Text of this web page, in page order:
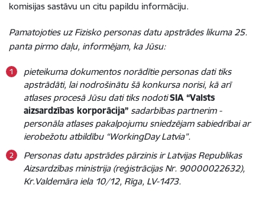
komisijas sastāvu un citu papildu informāciju.
Pamatojoties uz Fizisko personas datu apstrādes likuma 25.
panta pirmo daļu, informējam, ka Jūsu:
pieteikuma dokumentos norādītie personas dati tiks
apstrādāti, lai nodrošinātu šā konkursa norisi, kā arī
atlases procesā Jūsu dati tiks nodotiSIA “Valsts
aizsardzības korporācija” sadarbības partnerim -
personāla atlases pakalpojumu sniedzējam sabiedrībai ar
ierobežotu atbildību “WorkingDay Latvia”.
Personas datu apstrādes pārzinis ir Latvijas Republikas
Aizsardzības ministrija (reģistrācijas Nr. 90000022632),
Kr.Valdemāra iela 10/12, Rīga, LV-1473.